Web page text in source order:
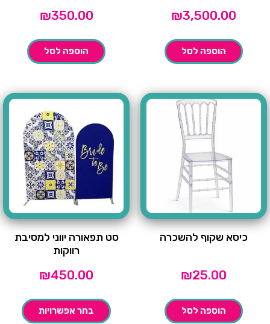
₪3,500.00
הוספה לסל
₪350.00
הוספה לסל
כיסא שקוף להשכרה
₪25.00
הוספה לסל
סט תפאורה יווני למסיבת
רווקות
₪450.00
בחר אפשרויות